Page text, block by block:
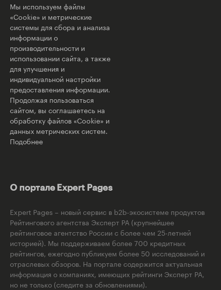
Мы используем файлы
«Cookie» и метрические
системы для сбора и анализа
информации о
производительности и
использовании сайта, а также
для улучшения и
индивидуальной настройки
предоставления информации.
Продолжая пользоваться
сайтом, вы соглашаетесь на
обработку файлов «Cookie» и
данных метрических систем.
Подобнее
О портале Expert Pages
Expert Pages – новый сервис в b2b-экосистеме продуктов
Рейтингового агентства Эксперт РА (крупнейшее
рейтинговое агентство России с более чем 25-летней
историей). Мы поддерживаем более 700 кредитных
рейтингов, ежегодно публикуем более 50 исследований и
отраслевых обзоров. На портале содержится актуальная
информация о компаниях, имеющих рейтинги Эксперт РА,
но не только (следите за обновлениями).